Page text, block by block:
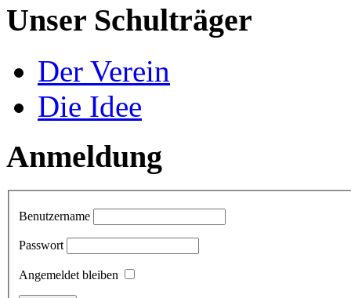
Unser Schulträger
Der Verein
Die Idee
Anmeldung
Benutzername
Passwort
Angemeldet bleiben